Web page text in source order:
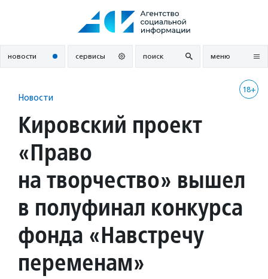
новости сервисы поиск меню
18+
Новости
Кировский проект
«Право
на творчество» вышел
в полуфинал конкурса
фонда «Навстречу
переменам»